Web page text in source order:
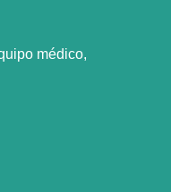
médico,